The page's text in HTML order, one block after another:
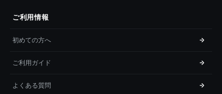
ご利用情報
初めての方へ
ご利用ガイド
よくある質問